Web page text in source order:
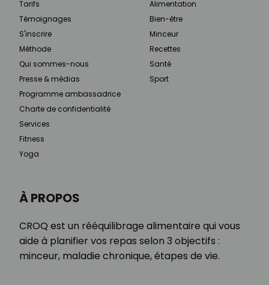
À PROPOS
CROQ est un rééquilibrage alimentaire qui vous
aide à planifier vos repas selon 3 objectifs :
minceur, maladie chronique, étapes de vie.
Tarifs
Témoignages
S'inscrire
Méthode
Qui sommes-nous
Presse & médias
Programme ambassadrice
Charte de confidentialité
Services
Fitness
Yoga
Alimentation
Bien-être
Minceur
Recettes
Santé
Sport